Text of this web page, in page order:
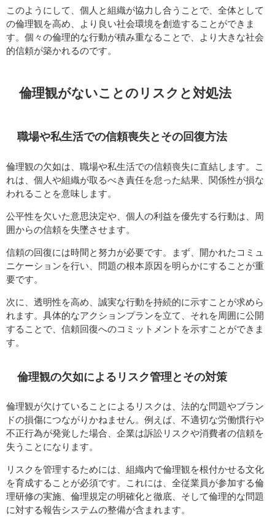
このようにして、個人と組織が協力し合うことで、全体として
の倫理観を高め、より良い社会環境を創造することができま
す。個々の倫理的な行動が積み重なることで、より大きな社会
的信頼が築かれるのです。
倫理観がないことのリスクと対処法
職場や私生活での信頼喪失とその回復方法
倫理観の欠如は、職場や私生活での信頼喪失に直結します。こ
れは、個人や組織が取るべき責任を怠った結果、関係性が損な
われることを意味します。
公平性を欠いた意思決定や、個人の利益を優先する行動は、周
囲からの信頼を失墜させます。
信頼の回復には時間と努力が必要です。まず、開かれたコミュ
ニケーションを行い、問題の根本原因を明らかにすることが重
要です。
次に、透明性を高め、誠実な行動を持続的に示すことが求めら
れます。具体的なアクションプランを立て、それを周囲に公開
することで、信頼回復へのコミットメントを示すことができま
す。
倫理観の欠如によるリスク管理とその対策
倫理観が欠けていることによるリスクは、法的な問題やブラン
ドの損傷につながりかねません。例えば、不適切な労働慣行や
不正行為が発覚した場合、企業は訴訟リスクや消費者の信頼を
失うことになります。
リスクを管理するためには、組織内で倫理観を根付かせる文化
を育成することが必須です。これには、全従業員が参加する倫
理研修の実施、倫理規定の明確化と徹底、そして倫理的な問題
に対する報告システムの整備が含まれます。